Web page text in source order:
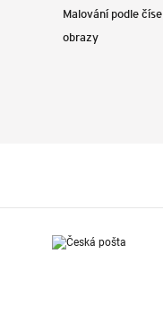
Malování podle
obrazy